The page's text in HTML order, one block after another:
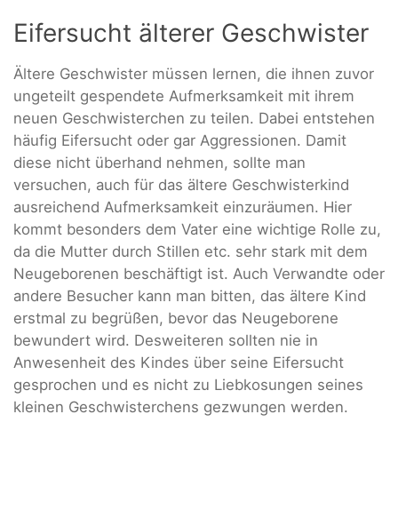
Eifersucht älterer Geschwister
Ältere Geschwister müssen lernen, die ihnen zuvor
ungeteilt gespendete Aufmerksamkeit mit ihrem
neuen Geschwisterchen zu teilen. Dabei entstehen
häufig Eifersucht oder gar Aggressionen. Damit
diese nicht überhand nehmen, sollte man
versuchen, auch für das ältere Geschwisterkind
ausreichend Aufmerksamkeit einzuräumen. Hier
kommt besonders dem Vater eine wichtige Rolle zu,
da die Mutter durch Stillen etc. sehr stark mit dem
Neugeborenen beschäftigt ist. Auch Verwandte oder
andere Besucher kann man bitten, das ältere Kind
erstmal zu begrüßen, bevor das Neugeborene
bewundert wird. Desweiteren sollten nie in
Anwesenheit des Kindes über seine Eifersucht
gesprochen und es nicht zu Liebkosungen seines
kleinen Geschwisterchens gezwungen werden.